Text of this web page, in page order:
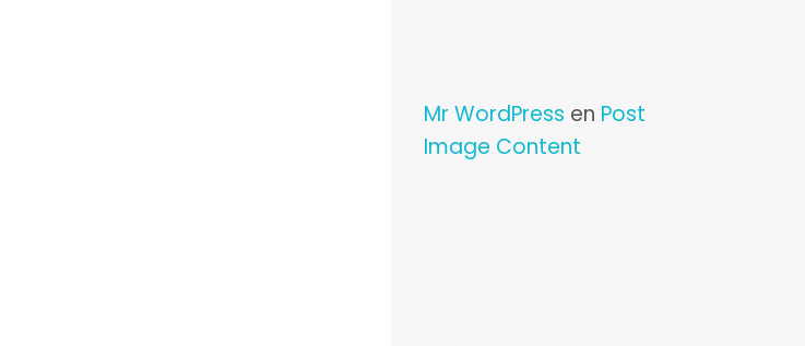
Mr WordPress en Post
Image Content